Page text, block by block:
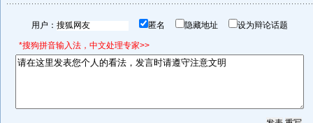
用户： 匿名 隐藏地址 设为辩论话题
*搜狗拼音输入法，中文处理专家>>